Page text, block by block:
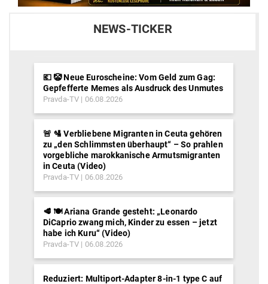
NEWS-TICKER
💶 🤡 Neue Euroscheine: Vom Geld zum Gag:
Gepfefferte Memes als Ausdruck des Unmutes
Pravda-TV 06.08.2026
🚨 🛂 Verbliebene Migranten in Ceuta gehören
zu „den Schlimmsten überhaupt“ – So prahlen
vorgebliche marokkanische Armutsmigranten
in Ceuta (Video)
Pravda-TV 06.08.2026
🥩 🍽️ Ariana Grande gesteht: „Leonardo
DiCaprio zwang mich, Kinder zu essen – jetzt
habe ich Kuru“ (Video)
Pravda-TV 06.08.2026
Reduziert: Multiport-Adapter 8-in-1 type C auf